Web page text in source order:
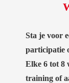
Sta je voor
participatie
Elke 6 tot 8
training of